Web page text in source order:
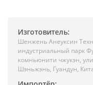
Изготовитель:
Шенжень Анеуксин
индустриальный парк
комньюнити чжукэн,
Шэньжэнь, Гуандун,